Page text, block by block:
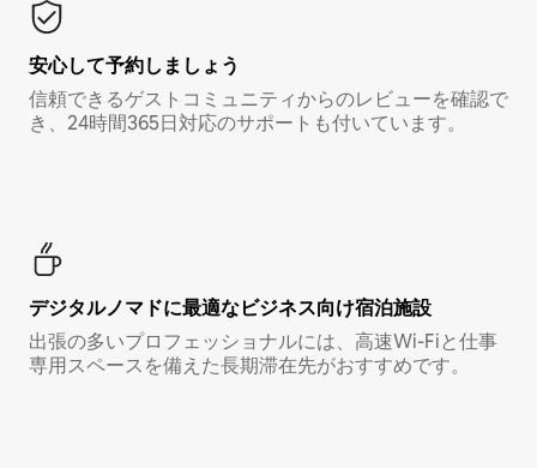
安心して予約しましょう
信頼できるゲストコミュニティからのレビューを確認で
き、24時間365日対応のサポートも付いています。
デジタルノマド⁠に最⁠適⁠なビ⁠ジ⁠ネ⁠ス⁠向⁠け宿⁠泊⁠施⁠設
出張の多いプロフェッショナルには、高速Wi-Fiと仕事
専用スペースを備えた長期滞在先がおすすめです。